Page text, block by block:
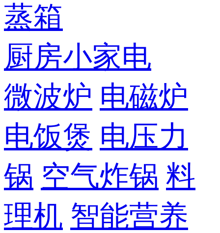
蒸箱
厨房小家电
微波炉 电磁炉
电饭煲 电压力
锅 空气炸锅 料
理机 智能营养